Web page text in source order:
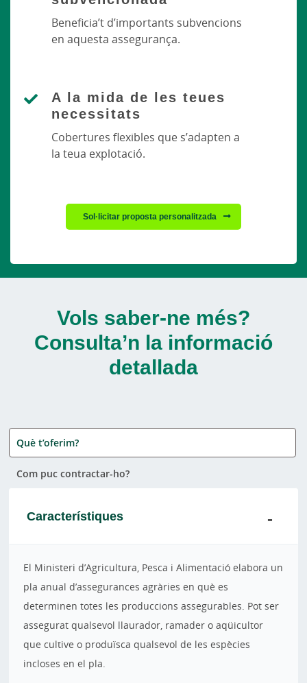
Beneficia’t d’importants subvencions
en aquesta assegurança.
A la mida de les teues
necessitats
Cobertures flexibles que s’adapten a
la teua explotació.
Sol·licitar proposta personalitzada
Vols saber-ne més?
Consulta’n la informació
detallada
Què t’oferim?
Com puc contractar-ho?
Característiques
El Ministeri d’Agricultura, Pesca i Alimentació elabora un
pla anual d’assegurances agràries en què es
determinen totes les produccions assegurables. Pot ser
assegurat qualsevol llaurador, ramader o aqüicultor
que cultive o produïsca qualsevol de les espècies
incloses en el pla.